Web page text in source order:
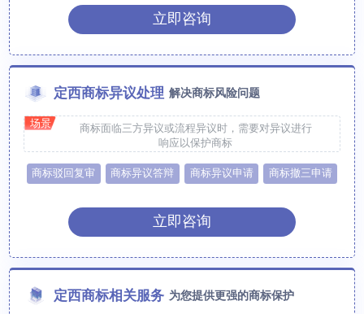
立即咨询
定西商标异议处理 解决商标风险问题
场景
商标面临三方异议或流程异议时，需要对异议进行
响应以保护商标
商标驳回复审 商标异议答辩 商标异议申请 商标撤三申请
立即咨询
定西商标相关服务 为您提供更强的商标保护